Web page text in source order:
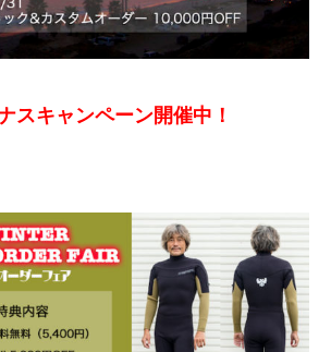
スキャンペーン開催中！